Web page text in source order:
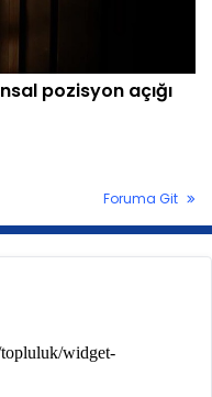
pozisyon açığı
Foruma Git